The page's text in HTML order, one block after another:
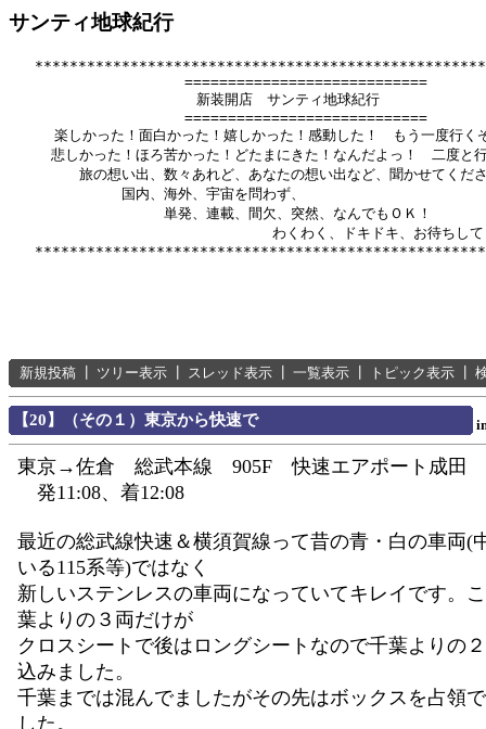
サンティ地球紀行
          　　       ============================
              　      新装開店　サンティ地球紀行
          　　       ============================
楽しかった！面白かった！嬉しかった！感動した！　もう一度行く
悲しかった！ほろ苦かった！どたまにきた！なんだよっ！　二度と
旅の想い出、数々あれど、あなたの想い出など、聞かせてくだ
国内、海外、宇宙を問わず、
単発、連載、間欠、突然、なんでもＯＫ！
わくわく、ドキドキ、お待ちしてま
新規投稿 ツリー表示 スレッド表示 一覧表示 トピック表示
【20】（その１）東京から快速で
東京→佐倉 総武本線 905F 快速エアポート成田
発11:08、着12:08
最近の総武線快速＆横須賀線って昔の青・白の車両(
いる115系等)ではなく
新しいステンレスの車両になっていてキレイです。
葉よりの３両だけが
クロスシートで後はロングシートなので千葉よりの
込みました。
千葉までは混んでましたがその先はボックスを占領
した。